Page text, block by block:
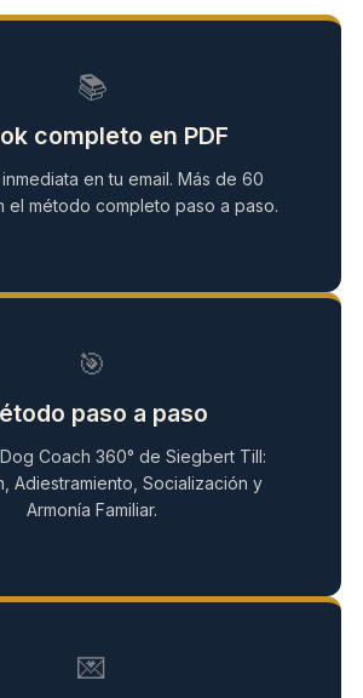
📚
completo en PDF
en tu email. Más de 60
el método completo paso a paso.
🎯
paso a paso
Coach 360° de Siegbert Till:
Adiestramiento, Socialización y
Armonía Familiar.
💌